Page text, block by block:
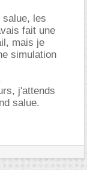
salue, les
fait une
mais je
simulation
j'attends
salue.